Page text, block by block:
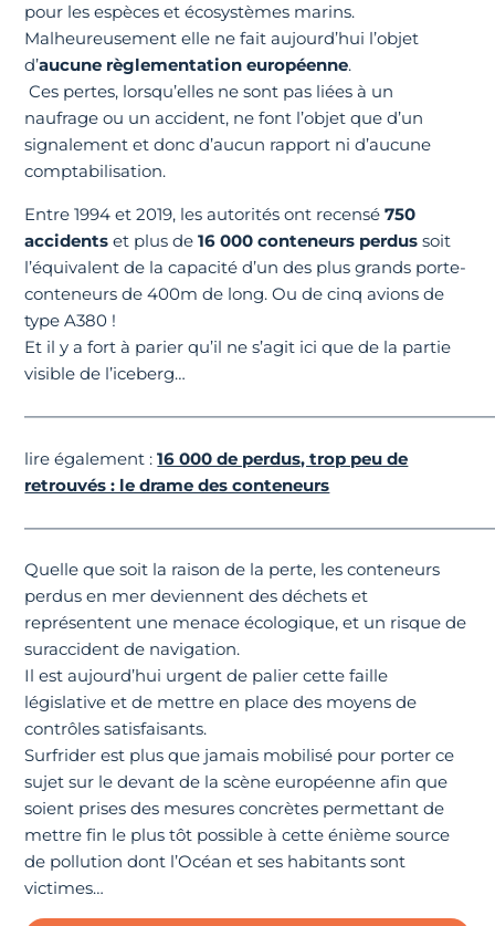
pour les espèces et écosystèmes marins.
Malheureusement elle ne fait aujourd’hui l’objet
d’aucune règlementation européenne.
Ces pertes, lorsqu’elles ne sont pas liées à un
naufrage ou un accident, ne font l’objet que d’un
signalement et donc d’aucun rapport ni d’aucune
comptabilisation.
Entre 1994 et 2019, les autorités ont recensé750
accidents et plus de16 000 conteneurs perdus soit
l’équivalent de la capacité d’un des plus grands porte-
conteneurs de 400m de long. Ou de cinq avions de
type A380 !
Et il y a fort à parier qu’il ne s’agit ici que de la partie
visible de l’iceberg…
lire également :16 000 de perdus, trop peu de
retrouvés : le drame des conteneurs
Quelle que soit la raison de la perte, les conteneurs
perdus en mer deviennent des déchets et
représentent une menace écologique, et un risque de
suraccident de navigation.
Il est aujourd’hui urgent de palier cette faille
législative et de mettre en place des moyens de
contrôles satisfaisants.
Surfrider est plus que jamais mobilisé pour porter ce
sujet sur le devant de la scène européenne afin que
soient prises des mesures concrètes permettant de
mettre fin le plus tôt possible à cette énième source
de pollution dont l’Océan et ses habitants sont
victimes…